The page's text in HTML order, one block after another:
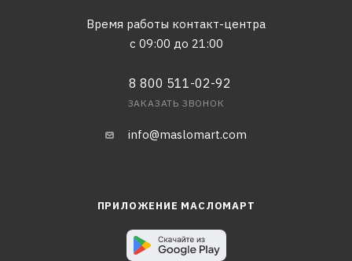
Время работы контакт-центра
с 09:00 до 21:00
8 800 511-02-92
ЗАКАЗАТЬ ЗВОНОК
info@maslomart.com
ПРИЛОЖЕНИЕ МАСЛОМАРТ